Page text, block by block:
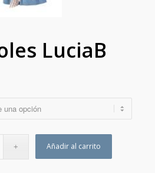
LuciaB
Añadir al carrito